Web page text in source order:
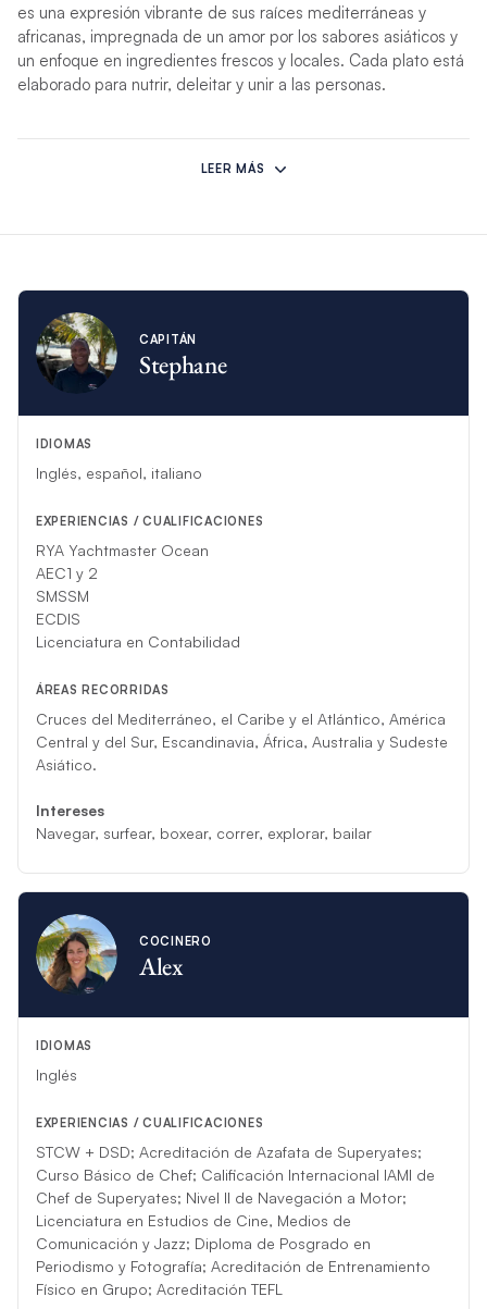
es una expresión vibrante de sus raíces mediterráneas y
africanas, impregnada de un amor por los sabores asiáticos y
un enfoque en ingredientes frescos y locales. Cada plato está
elaborado para nutrir, deleitar y unir a las personas.
*Si circunstancias imprevistas impiden a esta tripulación
albergar su charter, otra tripulación competente la sustituirá.
LEER MÁS
CAPITÁN
Stephane
IDIOMAS
Inglés, español, italiano
EXPERIENCIAS / CUALIFICACIONES
RYA Yachtmaster Ocean
AEC1 y 2
SMSSM
ECDIS
Licenciatura en Contabilidad
ÁREAS RECORRIDAS
Cruces del Mediterráneo, el Caribe y el Atlántico, América
Central y del Sur, Escandinavia, África, Australia y Sudeste
Asiático.
Intereses
Navegar, surfear, boxear, correr, explorar, bailar
COCINERO
Alex
IDIOMAS
Inglés
EXPERIENCIAS / CUALIFICACIONES
STCW + DSD; Acreditación de Azafata de Superyates;
Curso Básico de Chef; Calificación Internacional IAMI de
Chef de Superyates; Nivel II de Navegación a Motor;
Licenciatura en Estudios de Cine, Medios de
Comunicación y Jazz; Diploma de Posgrado en
Periodismo y Fotografía; Acreditación de Entrenamiento
Físico en Grupo; Acreditación TEFL